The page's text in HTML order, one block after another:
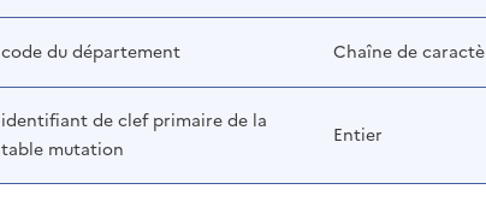
code du département Chaîne de
identifiant de clef primaire de la
table mutation
Entier